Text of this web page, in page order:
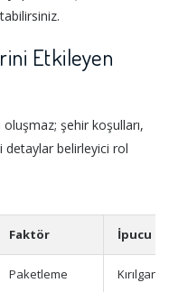
Etkileyen
şehir koşulları,
belirleyici rol
Faktör İpucu
Paketleme Kırılgan